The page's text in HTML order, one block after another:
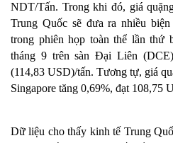
NDT/Tấn. Trong khi đó, giá
Trung Quốc sẽ đưa ra nhiều
trong phiên họp toàn thể lần thứ
tháng 9 trên sàn Đại Liên
(114,83 USD)/tấn. Tương tự, giá
Singapore tăng 0,69%, đạt 108,75
Dữ liệu cho thấy kinh tế Trung